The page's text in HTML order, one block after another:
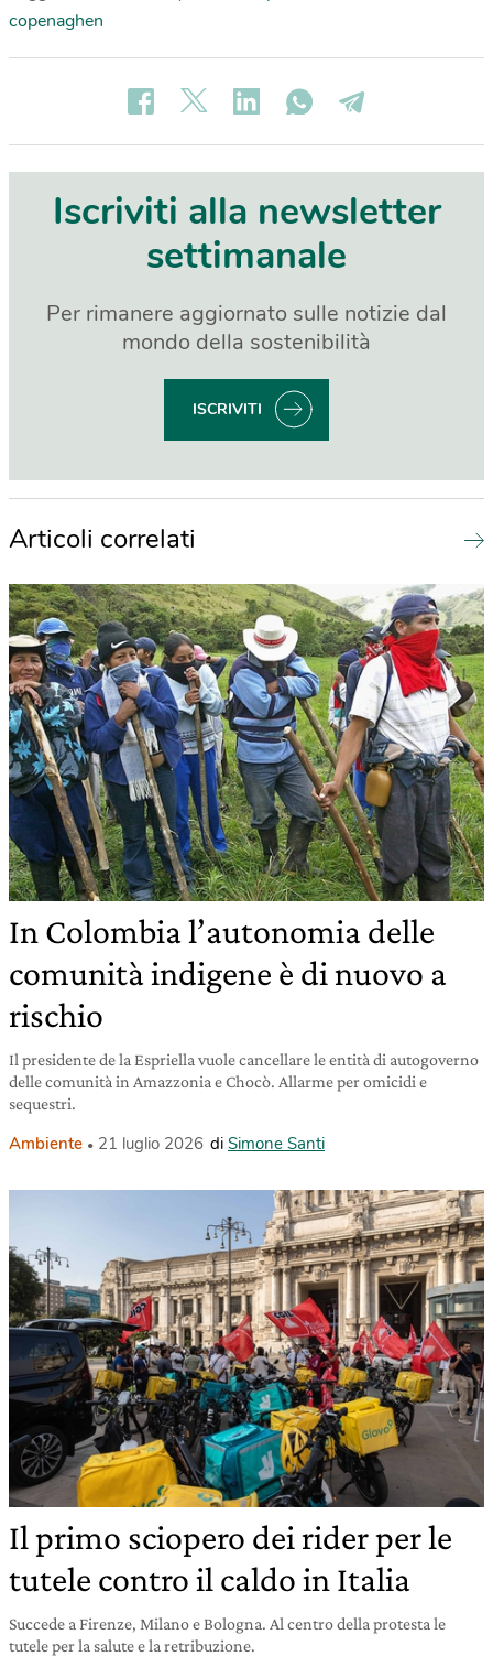
copenaghen
Iscriviti alla newsletter
settimanale
Per rimanere aggiornato sulle notizie dal
mondo della sostenibilità
ISCRIVITI
Articoli correlati
In Colombia l’autonomia delle
comunità indigene è di nuovo a
rischio
Il presidente de la Espriella vuole cancellare le entità di autogoverno
delle comunità in Amazzonia e Chocò. Allarme per omicidi e
sequestri.
Ambiente 21 luglio 2026 di Simone Santi
Il primo sciopero dei rider per le
tutele contro il caldo in Italia
Succede a Firenze, Milano e Bologna. Al centro della protesta le
tutele per la salute e la retribuzione.